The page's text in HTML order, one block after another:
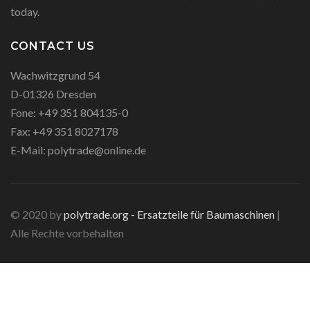
today.
CONTACT US
Wachwitzgrund 54
D-01326 Dresden
Fone: +49 351 804135-0
Fax: +49 351 8027178
E-Mail: polytrade@online.de
© 2020 bypolytrade.org - Ersatzteile für Baumaschinen |
Alle Rechte vorbehalten